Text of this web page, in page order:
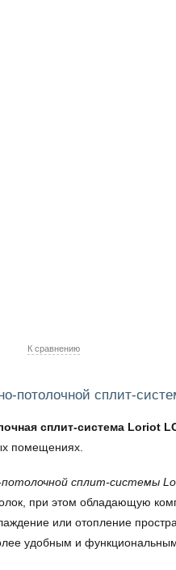
К сравнению
потолочной сплит-
сплит-система Loriot
помещениях.
сплит-системы
при этом обладающую
или отопление
удобным и